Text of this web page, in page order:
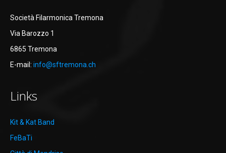
Società Filarmonica Tremona
Via Barozzo 1
6865 Tremona
E-mail: info@sftremona.ch
Links
Kit & Kat Band
FeBaTi